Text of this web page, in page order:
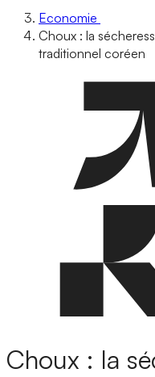
Economie
Choux : la
traditionnel coréen
Choux : la